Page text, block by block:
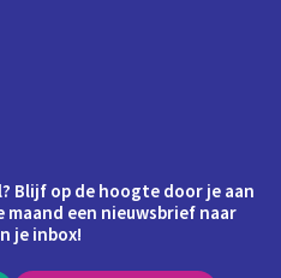
Blijf op de hoogte door je aan
een nieuwsbrief naar
je inbox!